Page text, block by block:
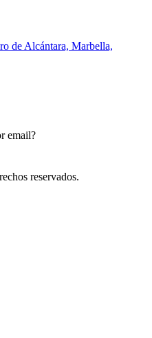
de Alcántara, Marbella,
email?
reservados.